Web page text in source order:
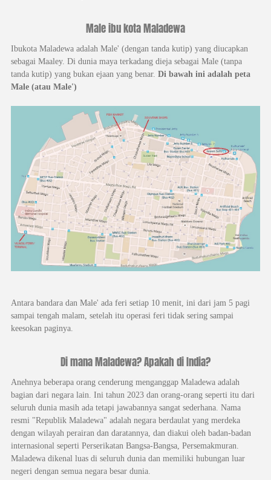
Male ibu kota Maladewa
Ibukota Maladewa adalah Male' (dengan tanda kutip) yang diucapkan
sebagai Maaley. Di dunia maya terkadang dieja sebagai Male (tanpa
tanda kutip) yang bukan ejaan yang benar. Di bawah ini adalah peta
Male (atau Male')
Antara bandara dan Male' ada feri setiap 10 menit, ini dari jam 5 pagi
sampai tengah malam, setelah itu operasi feri tidak sering sampai
keesokan paginya.
Di mana Maladewa? Apakah di India?
Anehnya beberapa orang cenderung menganggap Maladewa adalah
bagian dari negara lain. Ini tahun 2023 dan orang-orang seperti itu dari
seluruh dunia masih ada tetapi jawabannya sangat sederhana. Nama
resmi "Republik Maladewa" adalah negara berdaulat yang merdeka
dengan wilayah perairan dan daratannya, dan diakui oleh badan-badan
internasional seperti Perserikatan Bangsa-Bangsa, Persemakmuran.
Maladewa dikenal luas di seluruh dunia dan memiliki hubungan luar
negeri dengan semua negara besar dunia.